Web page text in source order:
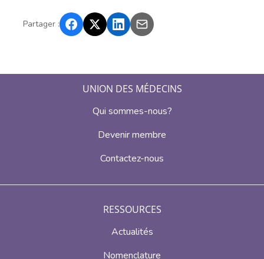
Partager :
UNION DES MÉDECINS
Qui sommes-nous?
Devenir membre
Contactez-nous
RESSOURCES
Actualités
Nomenclature